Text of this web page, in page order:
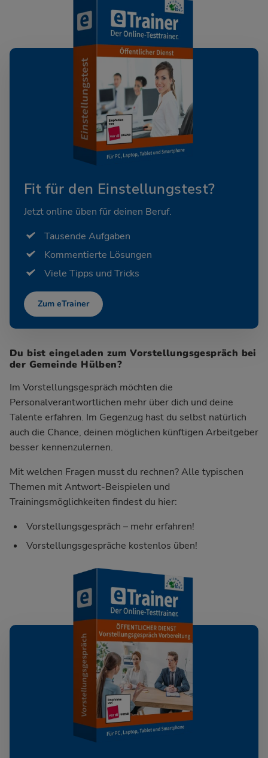
Fit für den Einstellungstest?
Jetzt online üben für deinen Beruf.
Tausende Aufgaben
Kommentierte Lösungen
Viele Tipps und Tricks
Zum eTrainer
Du bist eingeladen zum Vorstellungsgespräch bei
der Gemeinde Hülben?
Im Vorstellungsgespräch möchten die
Personalverantwortlichen mehr über dich und deine
Talente erfahren. Im Gegenzug hast du selbst natürlich
auch die Chance, deinen möglichen künftigen Arbeitgeber
besser kennenzulernen.
Mit welchen Fragen musst du rechnen? Alle typischen
Themen mit Antwort-Beispielen und
Trainingsmöglichkeiten findest du hier:
Vorstellungsgespräch – mehr erfahren!
Vorstellungsgespräche kostenlos üben!